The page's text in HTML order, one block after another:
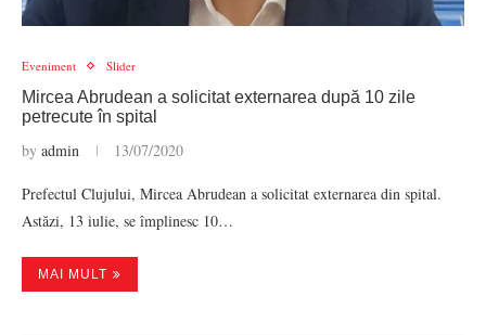
Eveniment Slider
Mircea Abrudean a solicitat externarea după 10 zile
petrecute în spital
by admin 13/07/2020
Prefectul Clujului, Mircea Abrudean a solicitat externarea din spital.
Astăzi, 13 iulie, se împlinesc 10…
MAI MULT